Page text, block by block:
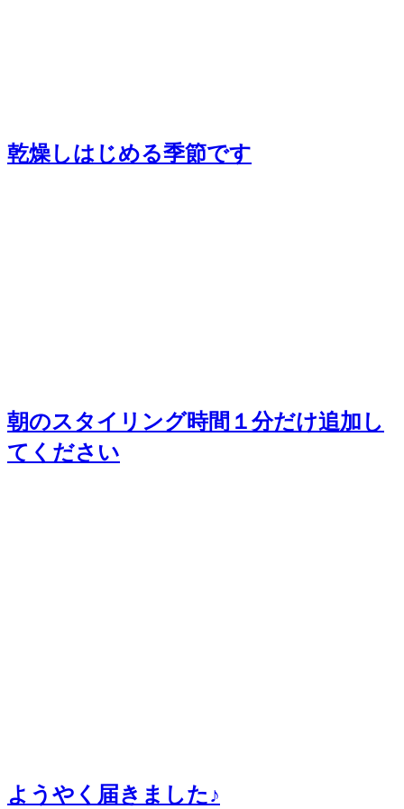
乾燥しはじめる季節です
朝のスタイリング時間１分だけ追加し
てください
ようやく届きました♪